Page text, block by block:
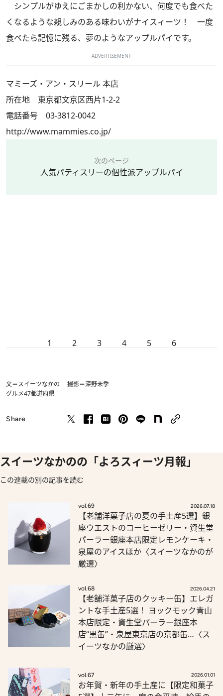
シンプルがゆえにごまかしの利かない、何度でも食べた
くなるような親しみのある味わいがナイスィーツ！ 一度
食べたら記憶に残る、夢のようなアップルパイです。
ADVERTISEMENT
マミーズ・アン・スリール 本店
所在地 東京都文京区西片1-2-2
電話番号 03-3812-0042
http://www.mammies.co.jp/
次のページ
人気パティスリーの個性派アップルパイ
1 2 3 4 5 6
文＝スイーツなかの 撮影＝深野未季
グルメ47都道府県
Share
スイーツなかのの「よろスィーツ月報」
この連載の別の記事を読む
vol.69 2026.07.18
【老舗洋菓子店の夏の手土産5選】銀
座ウエストのコーヒーゼリー・資生堂
パーラー銀座本店限定レモンケーキ・
泉屋のアイスほか〈スイーツなかのが
厳選〉
vol.68 2026.04.21
【老舗洋菓子店のクッキー缶】エレガ
ントな手土産5選！ ヨックモック青山
本店限定・資生堂パーラー銀座本
店“黒缶”・泉屋東京店の京都缶…〈ス
イーツなかの厳選〉
vol.67 2026.01.01
お年賀・新年の手土産に【限定和菓子